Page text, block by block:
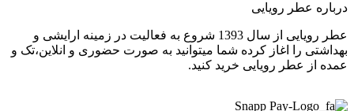
درباره عطر رویایی
عطر رویایی از سال 1393 شروع به فعالیت در زمینه ارایشی و
بهداشتی را اغاز کرده شما میتوانید به صورت حضوری و انلاین،تک و
عمده از عطر رویایی خرید کنید.